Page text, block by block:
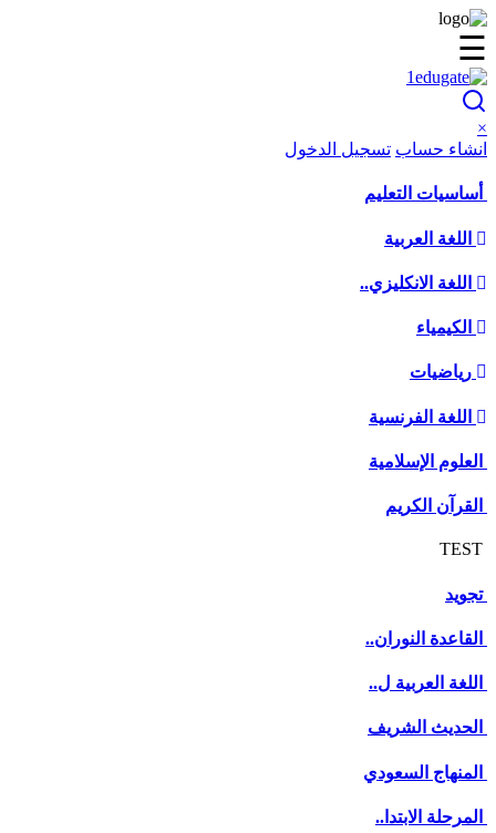
☰
×
انشاء حساب تسجيل الدخول
أساسيات التعليم
اللغة العربية
اللغة الانكليزي..
الكيمياء
رياضيات
اللغة الفرنسية
العلوم الإسلامية
القرآن الكريم
TEST
تجويد
القاعدة النوران..
اللغة العربية ل..
الحديث الشريف
المنهاج السعودي
المرحلة الابتدا..